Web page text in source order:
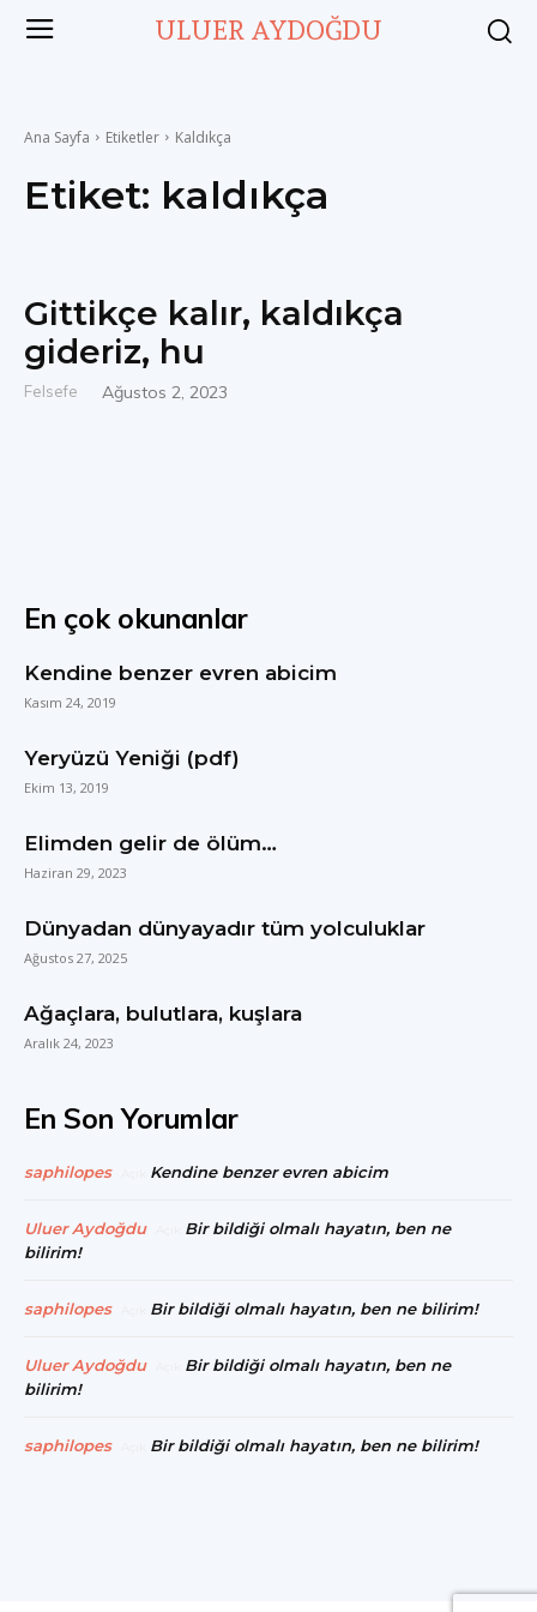
ULUER AYDOĞDU
Ana Sayfa Etiketler Kaldıkça
Etiket: kaldıkça
Gittikçe kalır, kaldıkça
gideriz, hu
Felsefe Ağustos 2, 2023
En çok okunanlar
Kendine benzer evren abicim
Kasım 24, 2019
Yeryüzü Yeniği (pdf)
Ekim 13, 2019
Elimden gelir de ölüm…
Haziran 29, 2023
Dünyadan dünyayadır tüm yolculuklar
Ağustos 27, 2025
Ağaçlara, bulutlara, kuşlara
Aralık 24, 2023
En Son Yorumlar
saphilopes Kendine benzer evren abicim
Uluer Aydoğdu
Bir bildiği olmalı hayatın, ben ne
bilirim!
saphilopes Bir bildiği olmalı hayatın, ben ne bilirim!
Uluer Aydoğdu
Bir bildiği olmalı hayatın, ben ne
bilirim!
saphilopes Bir bildiği olmalı hayatın, ben ne bilirim!